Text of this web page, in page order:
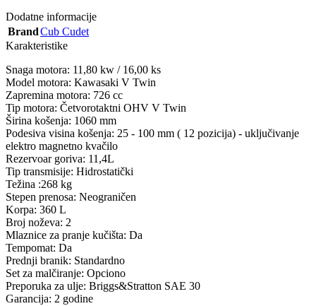
Dodatne informacije
BrandCub Cudet
Karakteristike
Snaga motora: 11,80 kw / 16,00 ks
Model motora: Kawasaki V Twin
Zapremina motora: 726 cc
Tip motora: Četvorotaktni OHV V Twin
Širina košenja: 1060 mm
Podesiva visina košenja: 25 - 100 mm ( 12 pozicija) - uključivanje
elektro magnetno kvačilo
Rezervoar goriva: 11,4L
Tip transmisije: Hidrostatički
Težina :268 kg
Stepen prenosa: Neograničen
Korpa: 360 L
Broj noževa: 2
Mlaznice za pranje kučišta: Da
Tempomat: Da
Prednji branik: Standardno
Set za malčiranje: Opciono
Preporuka za ulje: Briggs&Stratton SAE 30
Garancija: 2 godine